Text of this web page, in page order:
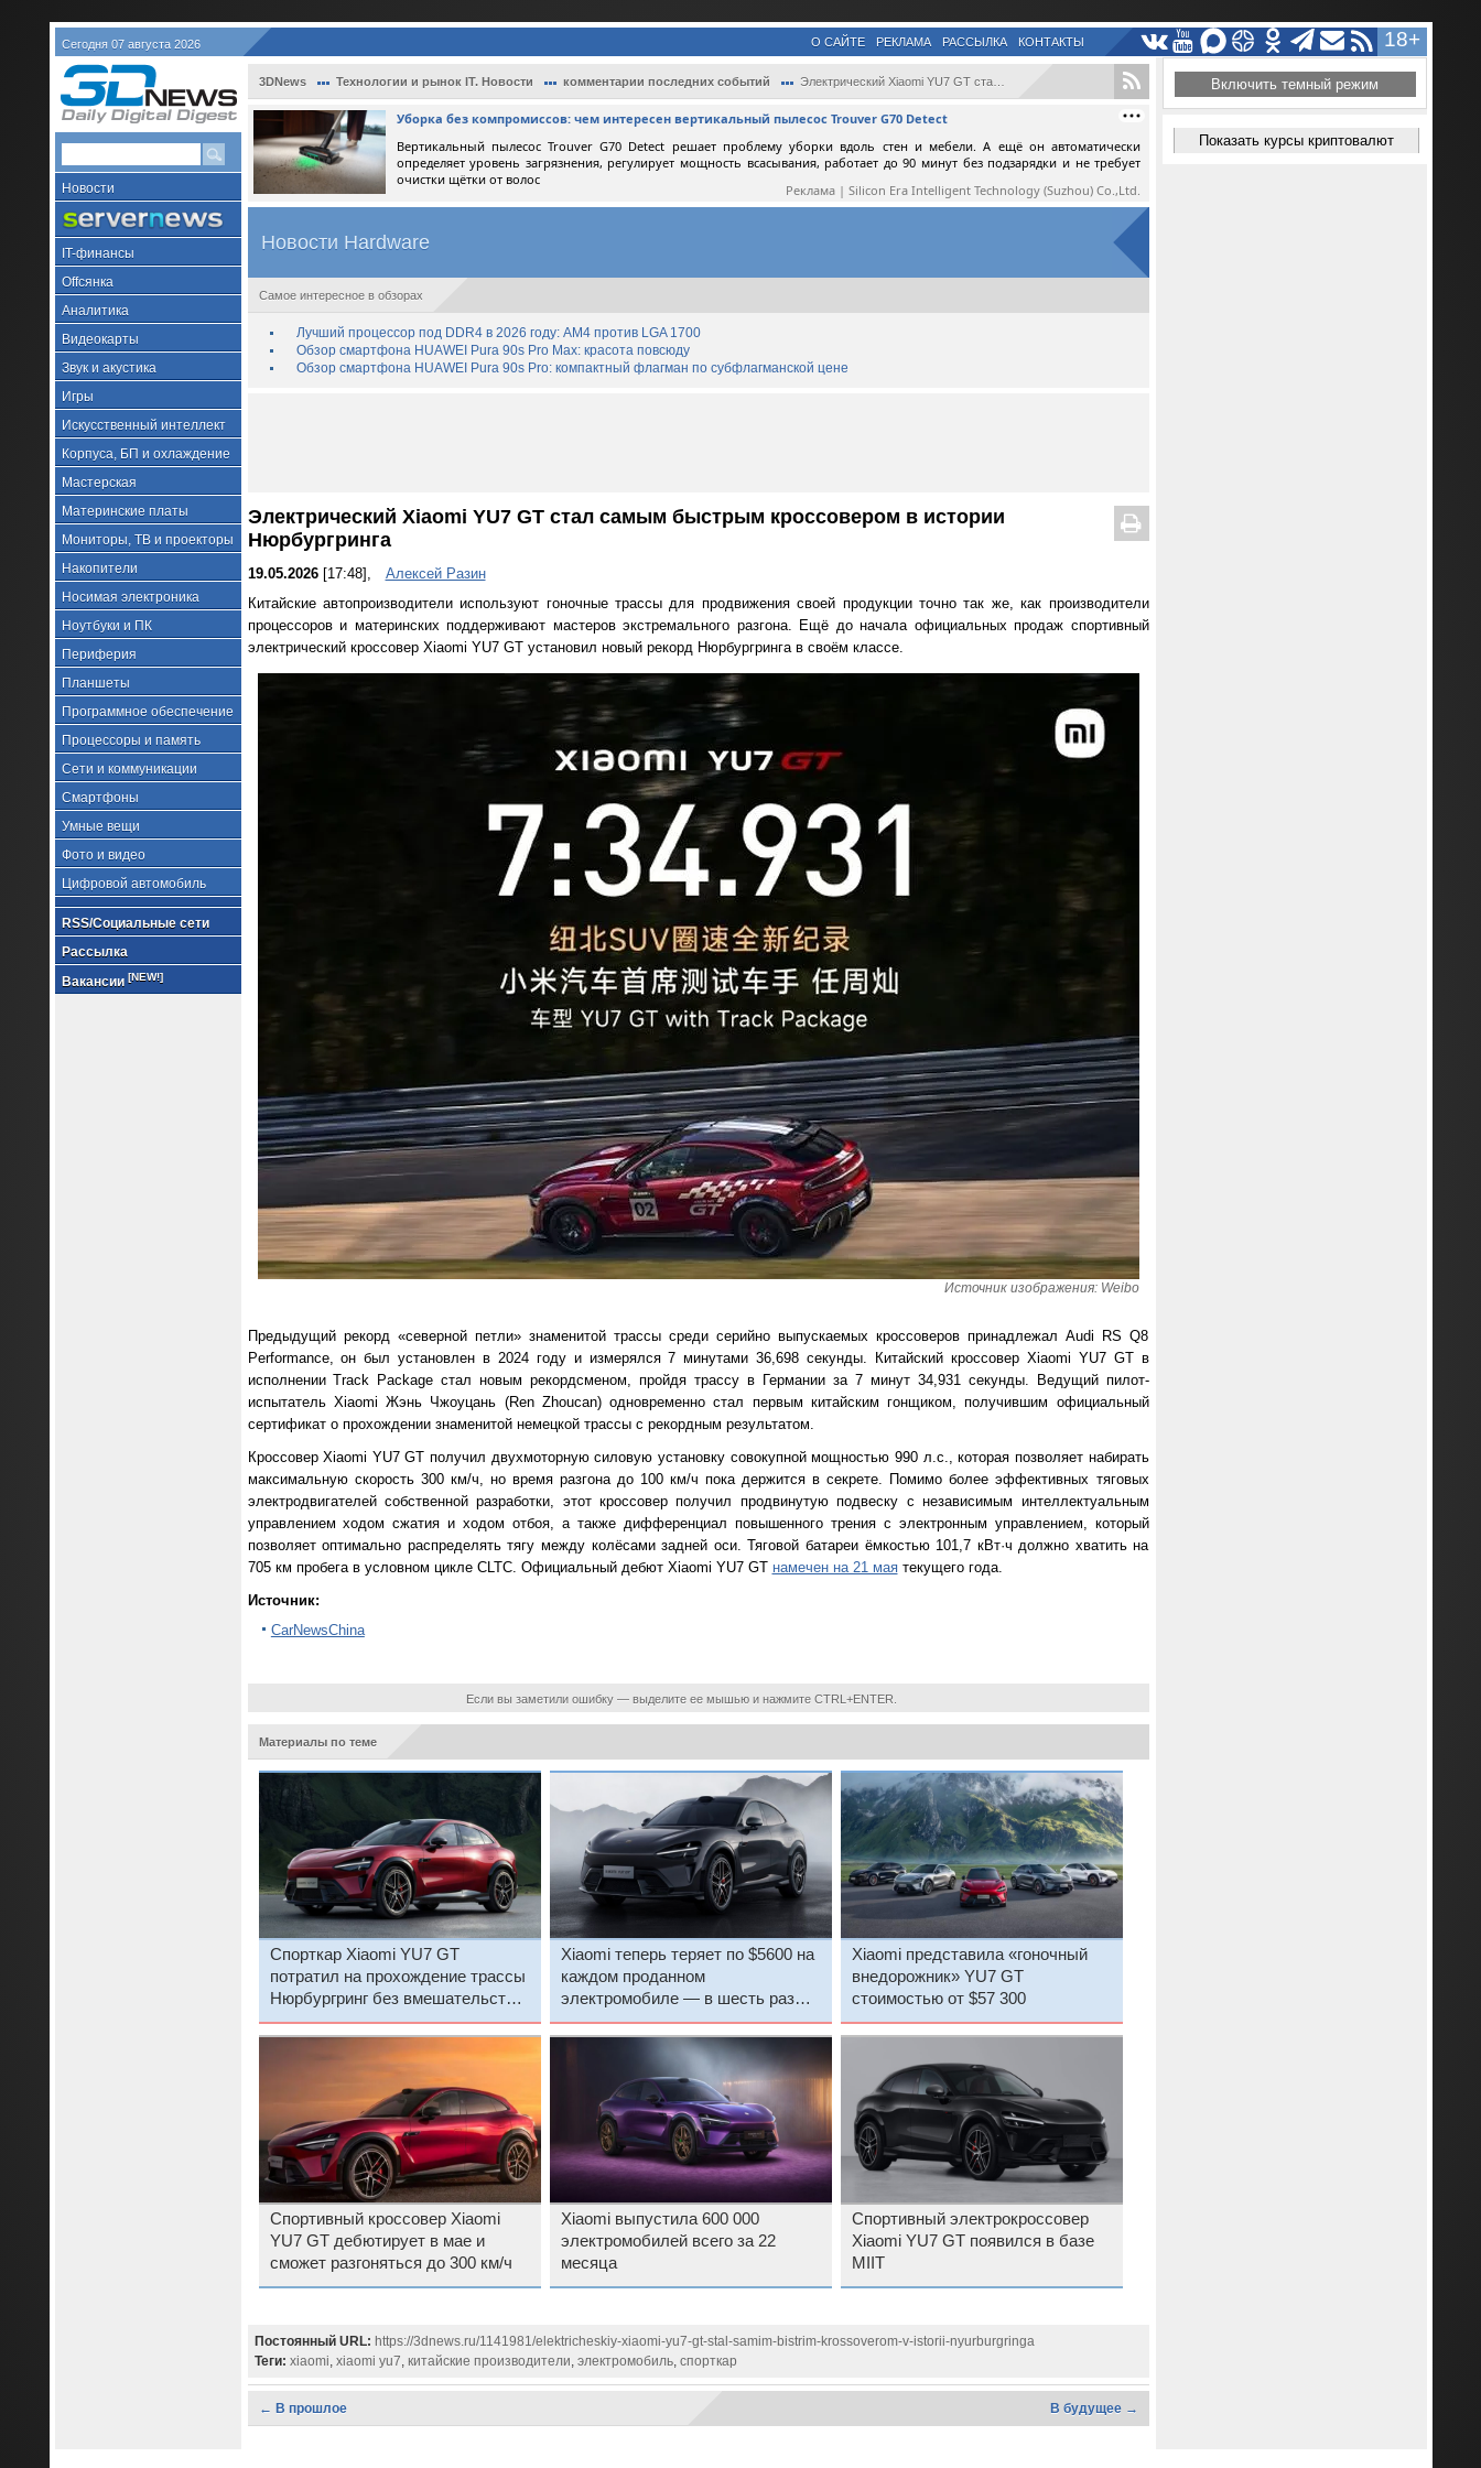
Сегодня 07 августа 2026 18+
О САЙТЕ РЕКЛАМА РАССЫЛКА КОНТАКТЫ
Новости
IT-финансы
Offсянка
Аналитика
Видеокарты
Звук и акустика
Игры
Искусственный интеллект
Корпуса, БП и охлаждение
Мастерская
Материнские платы
Мониторы, ТВ и проекторы
Накопители
Носимая электроника
Ноутбуки и ПК
Периферия
Планшеты
Программное обеспечение
Процессоры и память
Сети и коммуникации
Смартфоны
Умные вещи
Фото и видео
Цифровой автомобиль
RSS/Социальные сети
Рассылка
Вакансии [NEW!]
3DNews Технологии и рынок IT. Новости комментарии последних событий Электрический Xiaomi YU7 GT стал самым б...
Уборка без компромиссов: чем интересен вертикальный пылесос Trouver G70 Detect
Вертикальный пылесос Trouver G70 Detect решает проблему уборки вдоль стен и мебели. А ещё он автоматически
определяет уровень загрязнения, регулирует мощность всасывания, работает до 90 минут без подзарядки и не требует
очистки щётки от волос
Реклама | Silicon Era Intelligent Technology (Suzhou) Co.,Ltd.
Новости Hardware
Самое интересное в обзорах
Лучший процессор под DDR4 в 2026 году: AM4 против LGA 1700
Обзор смартфона HUAWEI Pura 90s Pro Max: красота повсюду
Обзор смартфона HUAWEI Pura 90s Pro: компактный флагман по субфлагманской цене
Электрический Xiaomi YU7 GT стал самым быстрым кроссовером в истории
Нюрбургринга
19.05.2026[17:48],
Алексей Разин
Китайские автопроизводители используют гоночные трассы для продвижения своей продукции точно так же, как производители
процессоров и материнских поддерживают мастеров экстремального разгона. Ещё до начала официальных продаж спортивный
электрический кроссовер Xiaomi YU7 GT установил новый рекорд Нюрбургринга в своём классе.
Источник изображения: Weibo
Предыдущий рекорд «северной петли» знаменитой трассы среди серийно выпускаемых кроссоверов принадлежал Audi RS Q8
Performance, он был установлен в 2024 году и измерялся 7 минутами 36,698 секунды. Китайский кроссовер Xiaomi YU7 GT в
исполнении Track Package стал новым рекордсменом, пройдя трассу в Германии за 7 минут 34,931 секунды. Ведущий пилот-
испытатель Xiaomi Жэнь Чжоуцань (Ren Zhoucan) одновременно стал первым китайским гонщиком, получившим официальный
сертификат о прохождении знаменитой немецкой трассы с рекордным результатом.
Кроссовер Xiaomi YU7 GT получил двухмоторную силовую установку совокупной мощностью 990 л.с., которая позволяет набирать
максимальную скорость 300 км/ч, но время разгона до 100 км/ч пока держится в секрете. Помимо более эффективных тяговых
электродвигателей собственной разработки, этот кроссовер получил продвинутую подвеску с независимым интеллектуальным
управлением ходом сжатия и ходом отбоя, а также дифференциал повышенного трения с электронным управлением, который
позволяет оптимально распределять тягу между колёсами задней оси. Тяговой батареи ёмкостью 101,7 кВт·ч должно хватить на
705 км пробега в условном цикле CLTC. Официальный дебют Xiaomi YU7 GT намечен на 21 маятекущего года.
Источник:
CarNewsChina
Если вы заметили ошибку — выделите ее мышью и нажмите CTRL+ENTER.
Материалы по теме
Спорткар Xiaomi YU7 GT
потратил на прохождение трассы
Нюрбургринг без вмешательства
водителя чуть более 10 минут
Xiaomi теперь теряет по $5600 на
каждом проданном
электромобиле — в шесть раз
больше, чем годом ранее
Xiaomi представила «гоночный
внедорожник» YU7 GT
стоимостью от $57 300
Спортивный кроссовер Xiaomi
YU7 GT дебютирует в мае и
сможет разгоняться до 300 км/ч
Xiaomi выпустила 600 000
электромобилей всего за 22
месяца
Спортивный электрокроссовер
Xiaomi YU7 GT появился в базе
MIIT
Постоянный URL: https://3dnews.ru/1141981/elektricheskiy-xiaomi-yu7-gt-stal-samim-bistrim-krossoverom-v-istorii-nyurburgringa
Теги: xiaomi, xiaomi yu7, китайские производители, электромобиль, спорткар
← В прошлое В будущее →
Включить темный режим
Показать курсы криптовалют